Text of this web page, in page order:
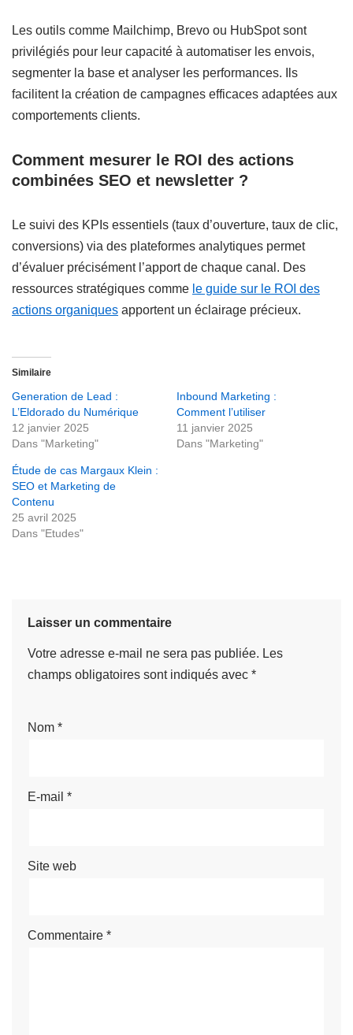
Les outils comme Mailchimp, Brevo ou HubSpot sont
privilégiés pour leur capacité à automatiser les envois,
segmenter la base et analyser les performances. Ils
facilitent la création de campagnes efficaces adaptées aux
comportements clients.
Comment mesurer le ROI des actions
combinées SEO et newsletter ?
Le suivi des KPIs essentiels (taux d’ouverture, taux de clic,
conversions) via des plateformes analytiques permet
d’évaluer précisément l’apport de chaque canal. Des
ressources stratégiques comme le guide sur le ROI des
actions organiques apportent un éclairage précieux.
Similaire
Generation de Lead :
L’Eldorado du Numérique
12 janvier 2025
Dans "Marketing"
Inbound Marketing :
Comment l’utiliser
11 janvier 2025
Dans "Marketing"
Étude de cas Margaux Klein :
SEO et Marketing de
Contenu
25 avril 2025
Dans "Etudes"
Laisser un commentaire
Votre adresse e-mail ne sera pas publiée. Les
champs obligatoires sont indiqués avec *
Nom *
E-mail *
Site web
Commentaire *